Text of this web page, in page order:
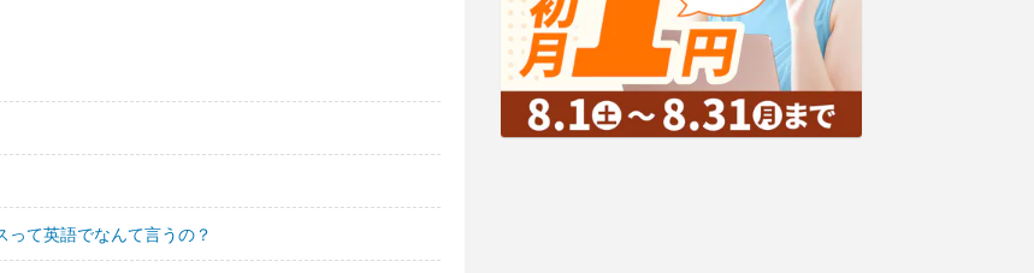
て英語でなんて言うの？